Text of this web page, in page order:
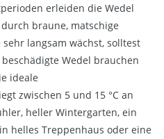
erleiden die Wedel
braune, matschige
langsam wächst, solltest
Wedel brauchen
ideale
zwischen 5 und 15 °C an
heller Wintergarten, ein
helles Treppenhaus oder eine